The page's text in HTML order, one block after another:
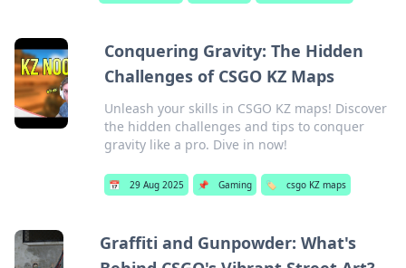
Conquering Gravity: The Hidden
Challenges of CSGO KZ Maps
Unleash your skills in CSGO KZ maps! Discover
the hidden challenges and tips to conquer
gravity like a pro. Dive in now!
📅 29 Aug 2025 📌 Gaming 🏷️ csgo KZ maps
Graffiti and Gunpowder: What's